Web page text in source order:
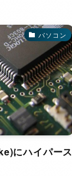
パソコン
にハイパース